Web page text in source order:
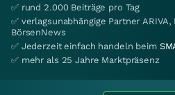
✅ rund 2.000 Beiträge pro Tag
✅ verlagsunabhängige Partner
BörsenNews
✅ Jederzeit einfach handeln beim
✅ mehr als 25 Jahre Marktpräsenz